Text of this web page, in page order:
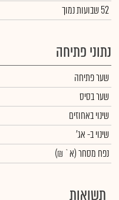
52 שבועות נמוך
נתוני פתיחה
שער פתיחה
שער בסיס
שינוי באחוזים
שינויב- אג'
נפח מסחר(א` ₪)
תשואות